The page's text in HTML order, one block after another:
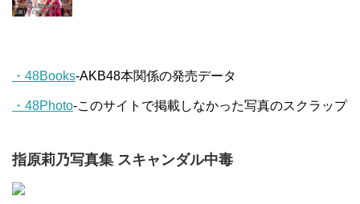
・48Books-AKB48本関係の発売データ
・48Photo-このサイトで掲載しなかった写真のスクラップ
指原莉乃写真集 スキャンダル中毒